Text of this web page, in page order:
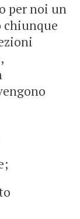
per noi un
chiunque